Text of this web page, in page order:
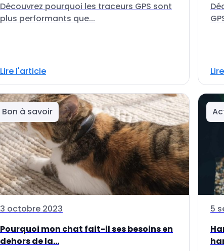
Découvrez pourquoi les traceurs GPS sont
plus performants que...
Lire l'article
Bon à savoir
3 octobre 2023
Pourquoi mon chat fait-il ses besoins en
dehors de la...
5